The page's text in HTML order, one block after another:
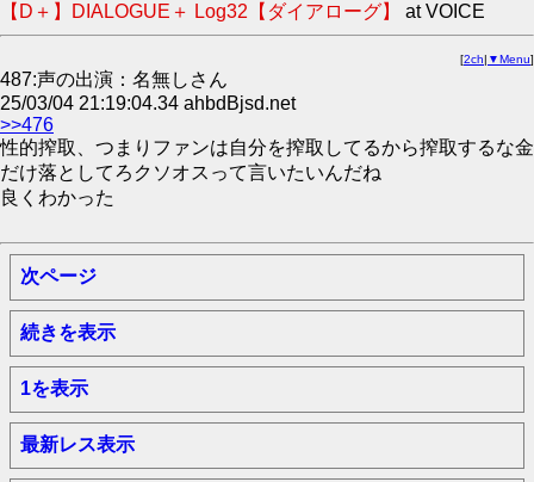
【D＋】DIALOGUE＋ Log32【ダイアローグ】 at VOICE
[2ch| ▼Menu]
487:声の出演：名無しさん
25/03/04 21:19:04.34 ahbdBjsd.net
>>476
性的搾取、つまりファンは自分を搾取してるから搾取するな金
だけ落としてろクソオスって言いたいんだね
良くわかった
次ページ
続きを表示
1を表示
最新レス表示